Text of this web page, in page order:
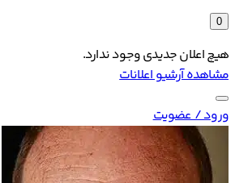
0
هیچ اعلان جدیدی وجود ندارد.
مشاهده آرشیو اعلانات
ورود / عضویت